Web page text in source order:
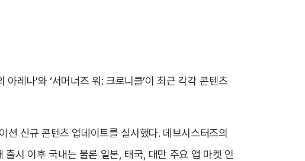
레나’와 ‘서머너즈 워: 크로니클’이 최근 각각 콘텐츠
션 신규 콘텐츠 업데이트를 실시했다. 데브시스터즈의
출시 이후 국내는 물론 일본, 태국, 대만 주요 앱 마켓 인